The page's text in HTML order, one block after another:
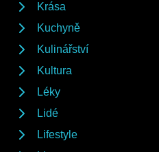
Krása
Kuchyně
Kulinářství
Kultura
Léky
Lidé
Lifestyle